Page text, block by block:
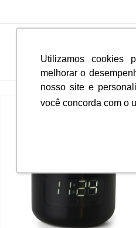
Utilizamos cookies
melhorar o
nosso site e
você concorda com o